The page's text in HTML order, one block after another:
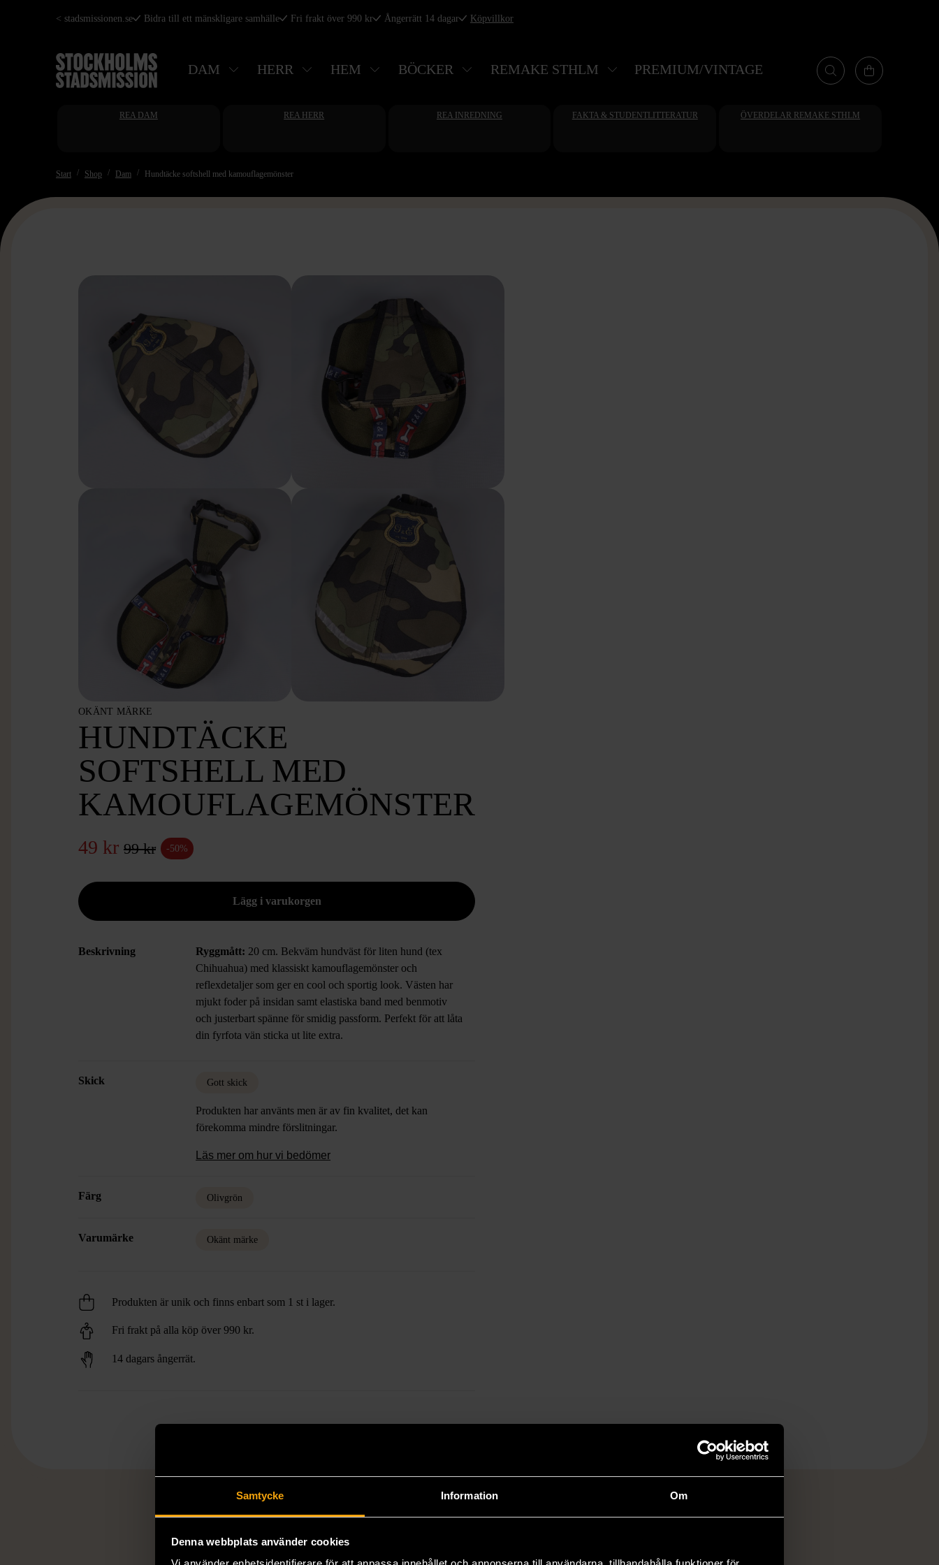
Samtycke Information Om
Denna webbplats använder cookies
Hoppa
huvudinnehåll
< stadsmissionen.se Bidra till ett mänskligare samhälle Fri frakt över 990 kr Ångerrätt 14 dagar Köpvillkor
DAM HERR HEM BÖCKER REMAKE STHLM PREMIUM/VINTAGE
REA DAM REA HERR REA INREDNING FAKTA & STUDENTLITTERATUR ÖVERDELAR REMAKE STHLM
Start Shop Dam Hundtäcke softshell med kamouflagemönster
OKÄNT MÄRKE
HUNDTÄCKE
SOFTSHELL MED
KAMOUFLAGEMÖNSTER
49 kr 99 kr -50%
Beskrivning Ryggmått: 20 cm. Bekväm hundväst för liten hund (tex
Chihuahua) med klassiskt kamouflagemönster och
reflexdetaljer som ger en cool och sportig look. Västen har
mjukt foder på insidan samt elastiska band med benmotiv
och justerbart spänne för smidig passform. Perfekt för att låta
din fyrfota vän sticka ut lite extra.
Skick Gott skick
Produkten har använts men är av fin kvalitet, det kan
förekomma mindre förslitningar.
Läs mer om hur vi bedömer
Färg Olivgrön
Varumärke Okänt märke
Produkten är unik och finns enbart som 1 st i lager.
Fri frakt på alla köp över 990 kr.
14 dagars ångerrät.
HANDLA MED GOTT SAMVETE